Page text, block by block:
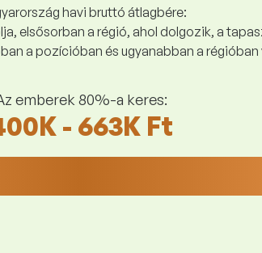
havi bruttó átlagbére:
elsősorban a régió, ahol dolgozik, a
a pozícióban és ugyanabban a régióban
emberek 80%-a keres:
- 663K Ft